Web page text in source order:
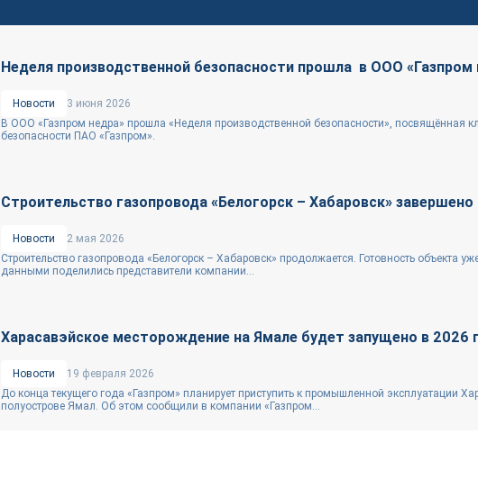
Неделя производственной безопасности прошла в ООО «Газпром
Новости
3 июня 2026
В ООО «Газпром недра» прошла «Неделя производственной безопасности», посвящённая
безопасности ПАО «Газпром».
Строительство газопровода «Белогорск – Хабаровск» завершено
Новости
2 мая 2026
Строительство газопровода «Белогорск – Хабаровск» продолжается. Готовность объекта
данными поделились представители компании...
Харасавэйское месторождение на Ямале будет запущено в 2026
Новости
19 февраля 2026
До конца текущего года «Газпром» планирует приступить к промышленной эксплуатации
полуострове Ямал. Об этом сообщили в компании «Газпром...